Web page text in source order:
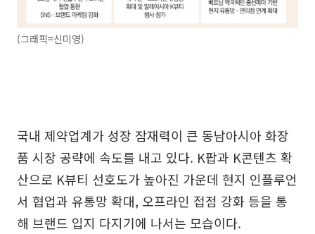
(그래픽=신미영)
국내 제약업계가 성장 잠재력이 큰 동남아시아 화장
품 시장 공략에 속도를 내고 있다. K팝과 K콘텐츠 확
산으로 K뷰티 선호도가 높아진 가운데 현지 인플루언
서 협업과 유통망 확대, 오프라인 접점 강화 등을 통
해 브랜드 입지 다지기에 나서는 모습이다.